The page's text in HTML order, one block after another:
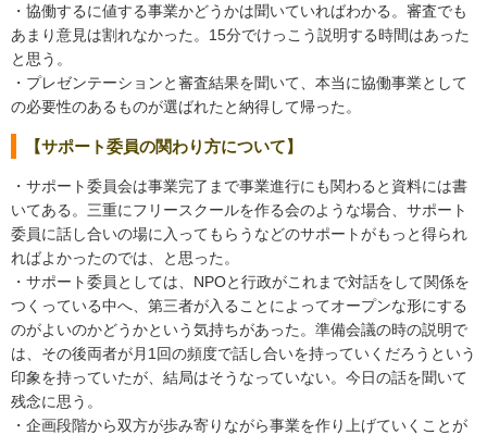
・協働するに値する事業かどうかは聞いていればわかる。審査でも
あまり意見は割れなかった。15分でけっこう説明する時間はあった
と思う。
・プレゼンテーションと審査結果を聞いて、本当に協働事業として
の必要性のあるものが選ばれたと納得して帰った。
【サポート委員の関わり方について】
・サポート委員会は事業完了まで事業進行にも関わると資料には書
いてある。三重にフリースクールを作る会のような場合、サポート
委員に話し合いの場に入ってもらうなどのサポートがもっと得られ
ればよかったのでは、と思った。
・サポート委員としては、NPOと行政がこれまで対話をして関係を
つくっている中へ、第三者が入ることによってオープンな形にする
のがよいのかどうかという気持ちがあった。準備会議の時の説明で
は、その後両者が月1回の頻度で話し合いを持っていくだろうという
印象を持っていたが、結局はそうなっていない。今日の話を聞いて
残念に思う。
・企画段階から双方が歩み寄りながら事業を作り上げていくことが